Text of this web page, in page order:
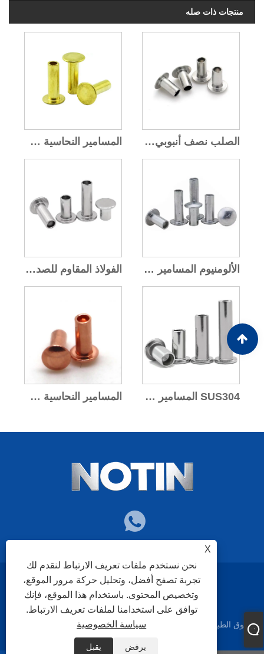
منتجات ذات صله
المسامير النحاسية شبه الأنبوبية الصلب نصف أنبوبي برشام
الفولاذ المقاوم للصدأ المسامير شبه أنبوبي الألومنيوم المسامير شبه أنبوبي
المسامير النحاسية شبه الأنبوبية SUS304 المسامير شبه أنبوبي
X
نحن نستخدم ملفات تعريف الارتباط لنقدم لك
تجربة تصفح أفضل، وتحليل حركة مرور الموقع،
وتخصيص المحتوى. باستخدام هذا الموقع، فإنك
توافق على استخدامنا لملفات تعريف الارتباط.
سياسة الخصوصية
يرفض يقبل
Links Sitemap RSS XML سياسة الخصوصية
الحقوق محفوظة.